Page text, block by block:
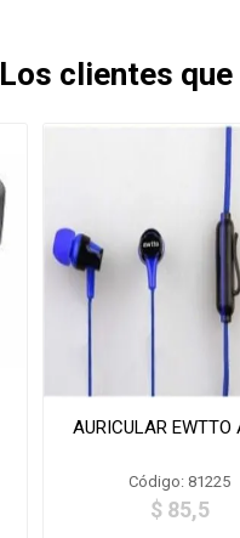
Los clientes
AURICULAR EWTTO
Código: 81225
$ 85,5